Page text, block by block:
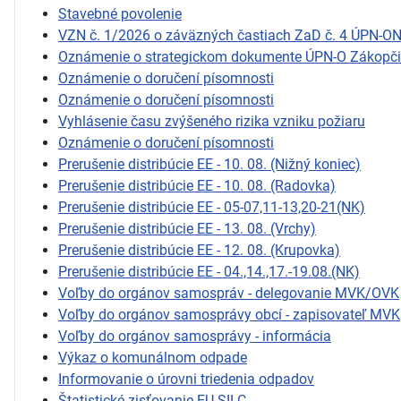
Stavebné povolenie
VZN č. 1/2026 o záväzných častiach ZaD č. 4 ÚPN-ON
Oznámenie o strategickom dokumente ÚPN-O
Oznámenie o doručení písomnosti
Oznámenie o doručení písomnosti
Vyhlásenie času zvýšeného rizika vzniku požiaru
Oznámenie o doručení písomnosti
Prerušenie distribúcie EE - 10. 08. (Nižný koniec)
Prerušenie distribúcie EE - 10. 08. (Radovka)
Prerušenie distribúcie EE - 05-07,11-13,20-21(NK)
Prerušenie distribúcie EE - 13. 08. (Vrchy)
Prerušenie distribúcie EE - 12. 08. (Krupovka)
Prerušenie distribúcie EE - 04.,14.,17.-19.08.(NK)
Voľby do orgánov samospráv - delegovanie MVK/OVK
Voľby do orgánov samosprávy obcí - zapisovateľ MVK
Voľby do orgánov samosprávy - informácia
Výkaz o komunálnom odpade
Informovanie o úrovni triedenia odpadov